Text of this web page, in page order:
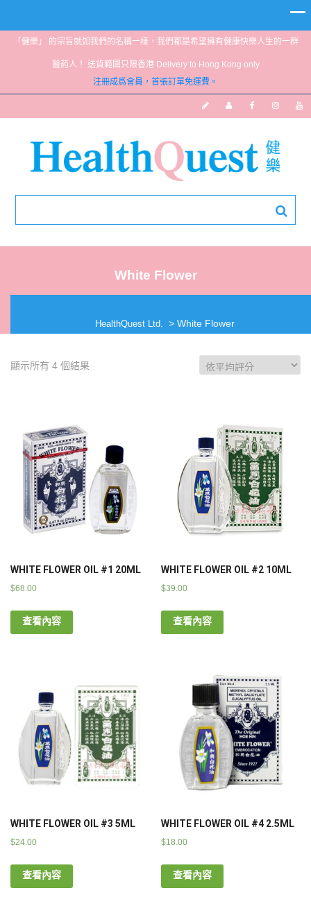
「健樂」 的宗旨就如我們的名稱一樣，我們都是希望擁有健康快樂人生的一群
醫葯人！ 送貨範圍只限香港 Delivery to Hong Kong only
注冊成爲會員，首張訂單免運費。
White Flower
HealthQuest Ltd. > White Flower
顯示所有 4 個結果
WHITE FLOWER OIL #1 20ML
$68.00
查看內容
WHITE FLOWER OIL #2 10ML
$39.00
查看內容
WHITE FLOWER OIL #3 5ML
$24.00
查看內容
WHITE FLOWER OIL #4 2.5ML
$18.00
查看內容